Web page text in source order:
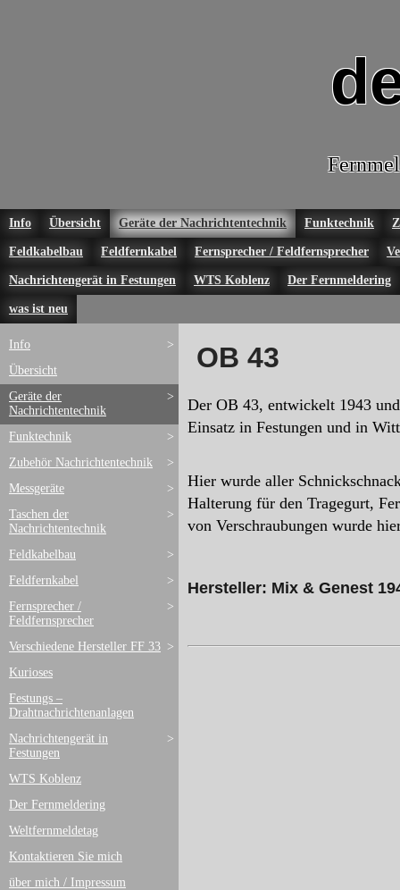
Info Übersicht Geräte der Nachrichtentechnik Funktechnik
Feldkabelbau Feldfernkabel Fernsprecher / Feldfernsprecher
Nachrichtengerät in Festungen WTS Koblenz Der Fernmeldering
was ist neu
>
Info
Übersicht
>
Geräte der
Nachrichtentechnik
>
Funktechnik
>
Zubehör Nachrichtentechnik
>
Messgeräte
>
Taschen der
Nachrichtentechnik
>
Feldkabelbau
>
Feldfernkabel
>
Fernsprecher /
Feldfernsprecher
>
Verschiedene Hersteller FF 33
Kurioses
Festungs –
Drahtnachrichtenanlagen
>
Nachrichtengerät in
Festungen
WTS Koblenz
Der Fernmeldering
Weltfernmeldetag
Kontaktieren Sie mich
über mich / Impressum
OB 43
Der OB 43, entwickelt 1943
Einsatz in Festungen und in
Hier wurde aller
Halterung für den Tragegurt,
von Verschraubungen wurde
Hersteller: Mix & Genest